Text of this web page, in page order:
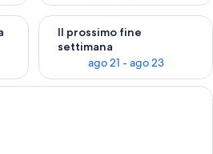
questo fine settimana, ago 14 -
Il prossimo fine
settimana
ago 21 - ago 23
Verifica la disponibilità per il
Una moderna camera d'hotel con